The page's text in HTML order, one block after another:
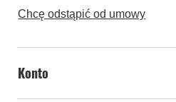
Chcę odstąpić od umowy
Konto